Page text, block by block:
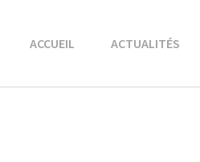
ACCUEIL ACTUALITÉS